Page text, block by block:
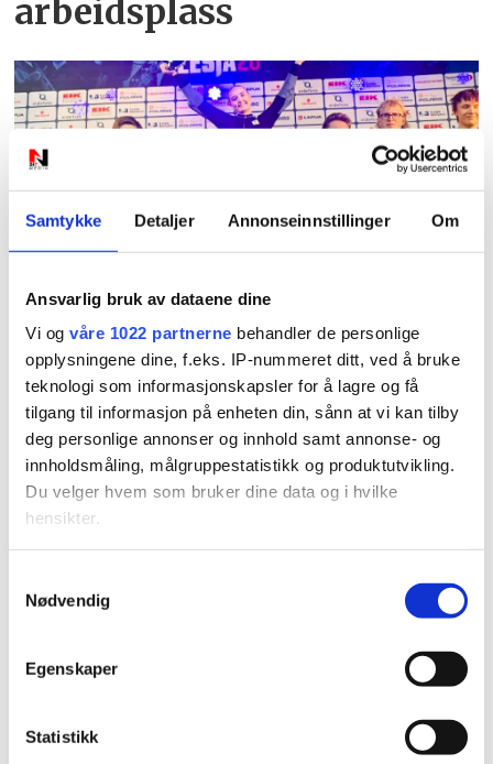
Samtykke Detaljer Annonseinnstillinger Om
Ansvarlig bruk av dataene dine
Vi og våre 1022 partnerne behandler de personlige
opplysningene dine, f.eks. IP-nummeret ditt, ved å bruke
teknologi som informasjonskapsler for å lagre og få
tilgang til informasjon på enheten din, sånn at vi kan tilby
deg personlige annonser og innhold samt annonse- og
innholdsmåling, målgruppestatistikk og produktutvikling.
Du velger hvem som bruker dine data og i hvilke
hensikter.
Innhente informasjon om den geografiske
Identifisere enheten din ved å aktivt skanne den for
Undermer info
kan du lese om hvordan dine personlige
Nødvendig
Egenskaper
Statistikk
arbeidsplass
Beste kvinnelige skytter i
feltfinalen
PLUS
Leger får betalt for å la
være å sykmelde